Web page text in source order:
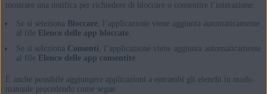
mostrare una notifica per richiedere di bloccare o consentire l’interazione.
Se si seleziona Bloccare, l’applicazione viene aggiunta automaticamente
al file Elenco delle app bloccate.
Se si seleziona Consenti , l’applicazione viene aggiunta automaticamente
al file Elenco delle app consentite.
È anche possibile aggiungere applicazioni a entrambi gli elenchi in modo
manuale procedendo come segue.